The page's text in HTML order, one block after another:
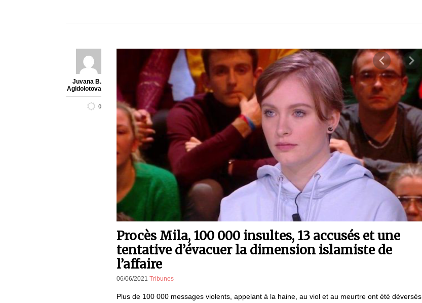
Juvana B.
Agidolotova
0
Procès Mila, 100 000 insultes, 13 accusés et une
tentative d’évacuer la dimension islamiste de
l’affaire
06/06/2021 Tribunes
Plus de 100 000 messages violents, appelant à la haine, au viol et au meurtre ont été déversés